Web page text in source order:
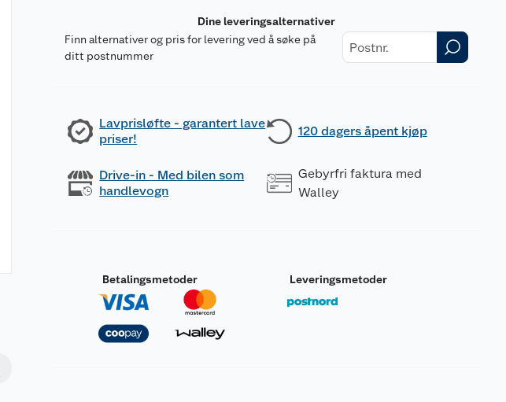
Dine leveringsalternativer
Finn alternativer og pris for levering ved å søke på
ditt postnummer
Lavprisløfte - garantert lave
priser!
120 dagers åpent kjøp
Drive-in - Med bilen som
handlevogn
Gebyrfri faktura med
Walley
Betalingsmetoder Leveringsmetoder